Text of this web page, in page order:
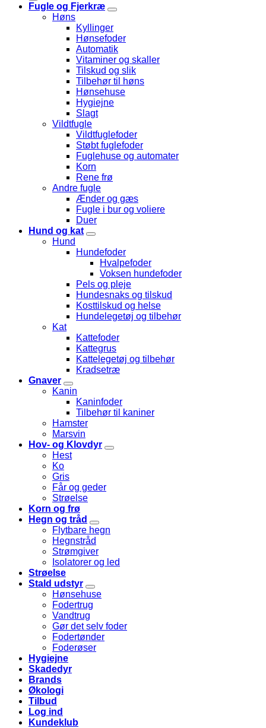
Fugle og Fjerkræ
Høns
Kyllinger
Hønsefoder
Automatik
Vitaminer og skaller
Tilskud og slik
Tilbehør til høns
Hønsehuse
Hygiejne
Slagt
Vildtfugle
Vildtfuglefoder
Støbt fuglefoder
Fuglehuse og automater
Korn
Rene frø
Andre fugle
Ænder og gæs
Fugle i bur og voliere
Duer
Hund og kat
Hund
Hundefoder
Hvalpefoder
Voksen hundefoder
Pels og pleje
Hundesnaks og tilskud
Kosttilskud og helse
Hundelegetøj og tilbehør
Kat
Kattefoder
Kattegrus
Kattelegetøj og tilbehør
Kradsetræ
Gnaver
Kanin
Kaninfoder
Tilbehør til kaniner
Hamster
Marsvin
Hov- og Klovdyr
Hest
Ko
Gris
Får og geder
Strøelse
Korn og frø
Hegn og tråd
Flytbare hegn
Hegnstråd
Strømgiver
Isolatorer og led
Strøelse
Stald udstyr
Hønsehuse
Fodertrug
Vandtrug
Gør det selv foder
Fodertønder
Foderøser
Hygiejne
Skadedyr
Brands
Økologi
Tilbud
Log ind
Kundeklub